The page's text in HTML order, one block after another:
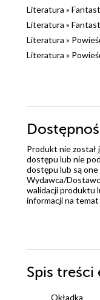
Literatura »
Literatura »
Literatura »
Literatura »
Produkt nie został
dostępu lub nie
dostępu lub są
Wydawca/
walidacji produktu
informacji na
Spis treści
Okładka